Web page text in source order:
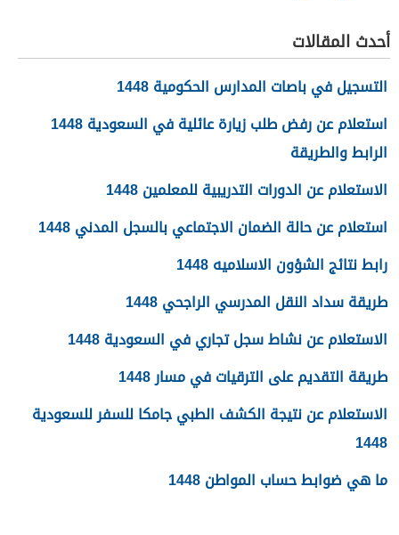
أحدث المقالات
التسجيل في باصات المدارس الحكومية 1448
استعلام عن رفض طلب زيارة عائلية في السعودية 1448
الرابط والطريقة
الاستعلام عن الدورات التدريبية للمعلمين 1448
استعلام عن حالة الضمان الاجتماعي بالسجل المدني 1448
رابط نتائج الشؤون الاسلاميه 1448
طريقة سداد النقل المدرسي الراجحي 1448
الاستعلام عن نشاط سجل تجاري في السعودية 1448
طريقة التقديم على الترقيات في مسار 1448
الاستعلام عن نتيجة الكشف الطبي جامكا للسفر للسعودية
1448
ما هي ضوابط حساب المواطن 1448